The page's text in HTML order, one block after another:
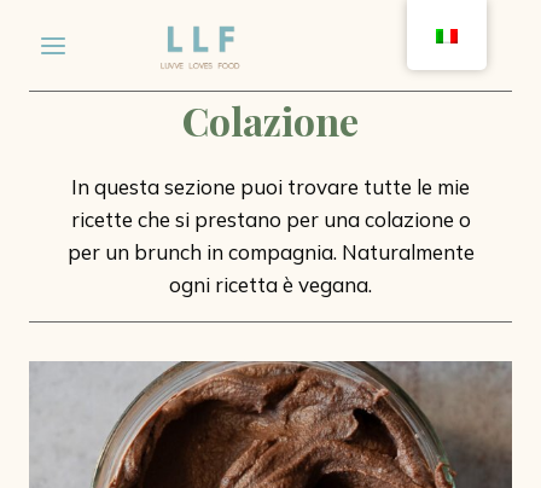
Colazione
In questa sezione puoi trovare tutte le mie
ricette che si prestano per una colazione o
per un brunch in compagnia. Naturalmente
ogni ricetta è vegana.